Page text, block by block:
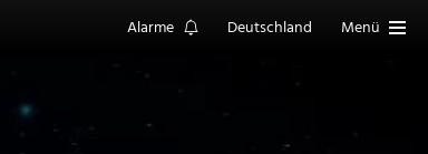
Alarme Deutschland Menü